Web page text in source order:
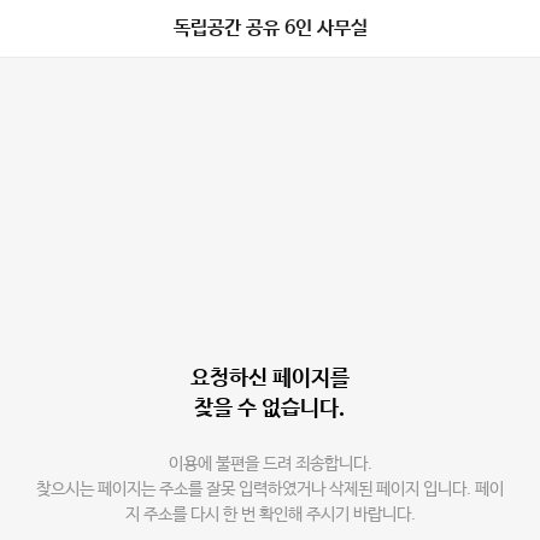
독립공간 공유 6인 사무실
요청하신 페이지를
찾을 수 없습니다.
이용에 불편을 드려 죄송합니다.
찾으시는 페이지는 주소를 잘못 입력하였거나 삭제된 페이지 입니다. 페이
지 주소를 다시 한 번 확인해 주시기 바랍니다.